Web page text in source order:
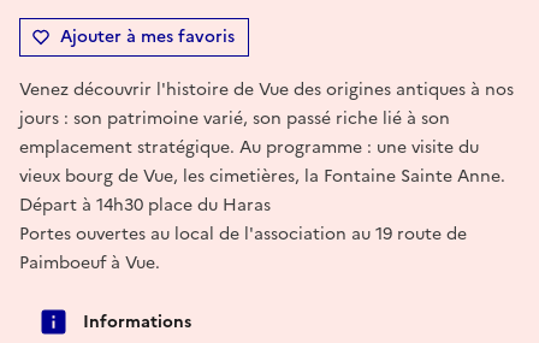
Ajouter à mes favoris
Venez découvrir l'histoire de Vue des origines antiques à nos
jours : son patrimoine varié, son passé riche lié à son
emplacement stratégique. Au programme : une visite du
vieux bourg de Vue, les cimetières, la Fontaine Sainte Anne.
Départ à 14h30 place du Haras
Portes ouvertes au local de l'association au 19 route de
Paimboeuf à Vue.
Informations